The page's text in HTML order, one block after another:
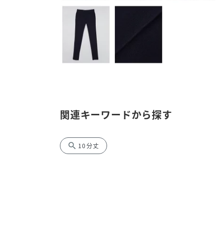
関連キーワードから探す
search 10分丈